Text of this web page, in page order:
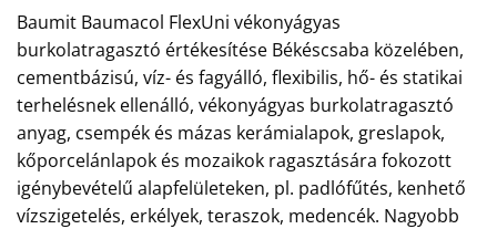
Baumit Baumacol FlexUni vékonyágyas
burkolatragasztó értékesítése Békéscsaba közelében,
cementbázisú, víz- és fagyálló, flexibilis, hő- és statikai
terhelésnek ellenálló, vékonyágyas burkolatragasztó
anyag, csempék és mázas kerámialapok, greslapok,
kőporcelánlapok és mozaikok ragasztására fokozott
igénybevételű alapfelületeken, pl. padlófűtés, kenhető
vízszigetelés, erkélyek, teraszok, medencék. Nagyobb